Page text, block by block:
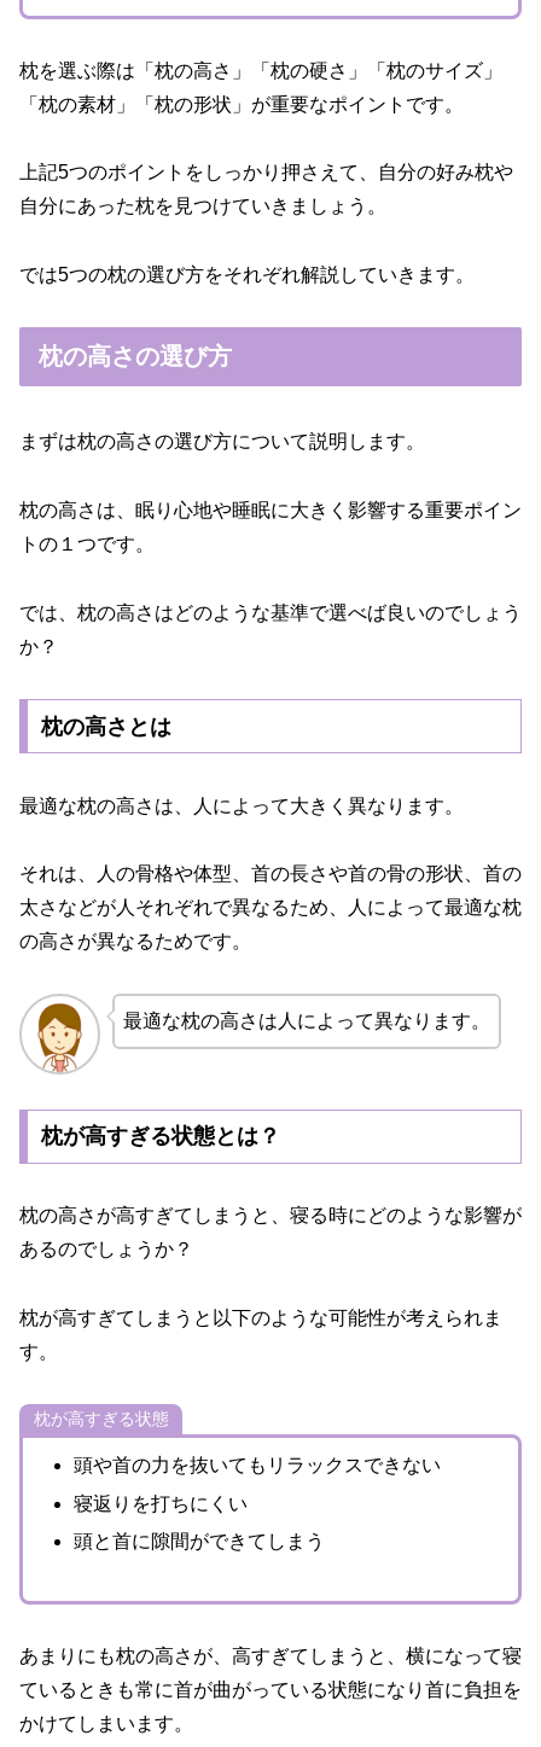
枕を選ぶ際は「枕の高さ」「枕の硬さ」「枕のサイズ」
「枕の素材」「枕の形状」が重要なポイントです。
上記5つのポイントをしっかり押さえて、自分の好み枕や
自分にあった枕を見つけていきましょう。
では5つの枕の選び方をそれぞれ解説していきます。
枕の高さの選び方
まずは枕の高さの選び方について説明します。
枕の高さは、眠り心地や睡眠に大きく影響する重要ポイン
トの１つです。
では、枕の高さはどのような基準で選べば良いのでしょう
か？
枕の高さとは
最適な枕の高さは、人によって大きく異なります。
それは、人の骨格や体型、首の長さや首の骨の形状、首の
太さなどが人それぞれで異なるため、人によって最適な枕
の高さが異なるためです。
最適な枕の高さは人によって異なります。
枕が高すぎる状態とは？
枕の高さが高すぎてしまうと、寝る時にどのような影響が
あるのでしょうか？
枕が高すぎてしまうと以下のような可能性が考えられま
す。
枕が高すぎる状態
頭や首の力を抜いてもリラックスできない
寝返りを打ちにくい
頭と首に隙間ができてしまう
あまりにも枕の高さが、高すぎてしまうと、横になって寝
ているときも常に首が曲がっている状態になり首に負担を
かけてしまいます。